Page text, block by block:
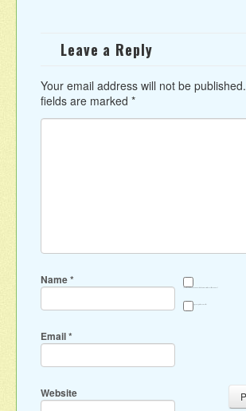
Leave a Reply
Your email address will not be published.
fields are marked *
Name*
Email*
Website